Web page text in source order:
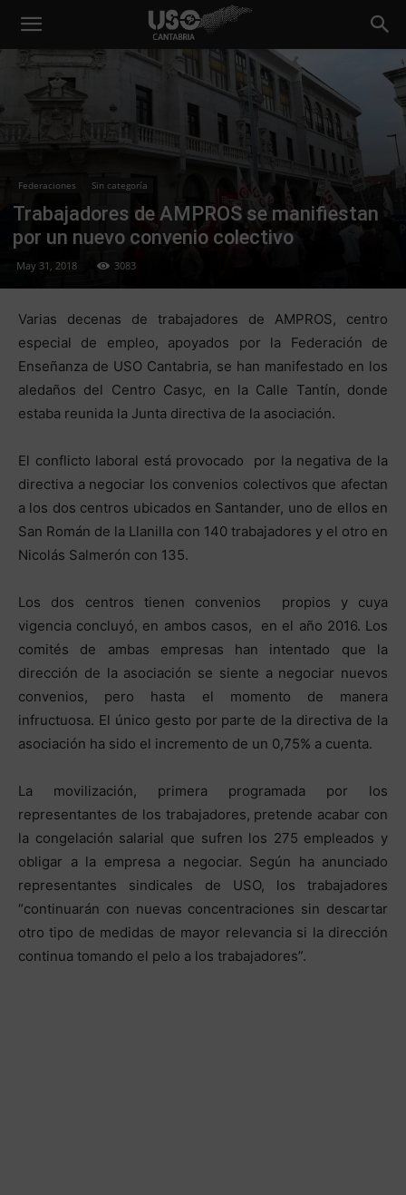
Federaciones Sin categoría
Trabajadores de AMPROS se manifiestan
por un nuevo convenio colectivo
May 31, 2018 3083
Varias decenas de trabajadores de AMPROS, centro
especial de empleo, apoyados por la Federación de
Enseñanza de USO Cantabria, se han manifestado en los
aledaños del Centro Casyc, en la Calle Tantín, donde
estaba reunida la Junta directiva de la asociación.
El conflicto laboral está provocado por la negativa de la
directiva a negociar los convenios colectivos que afectan
a los dos centros ubicados en Santander, uno de ellos en
San Román de la Llanilla con 140 trabajadores y el otro en
Nicolás Salmerón con 135.
Los dos centros tienen convenios propios y cuya
vigencia concluyó, en ambos casos, en el año 2016. Los
comités de ambas empresas han intentado que la
dirección de la asociación se siente a negociar nuevos
convenios, pero hasta el momento de manera
infructuosa. El único gesto por parte de la directiva de la
asociación ha sido el incremento de un 0,75% a cuenta.
La movilización, primera programada por los
representantes de los trabajadores, pretende acabar con
la congelación salarial que sufren los 275 empleados y
obligar a la empresa a negociar. Según ha anunciado
representantes sindicales de USO, los trabajadores
“continuarán con nuevas concentraciones sin descartar
otro tipo de medidas de mayor relevancia si la dirección
continua tomando el pelo a los trabajadores”.